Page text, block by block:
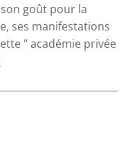
goût pour la
ses manifestations
" académie privée